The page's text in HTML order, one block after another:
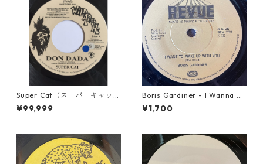
Super Cat（スーパーキャッ
ト） - Don Dada【7inch】
¥99,999
Boris Gardiner - I Wanna W
ake Up With You【7-2192
4】
¥1,700